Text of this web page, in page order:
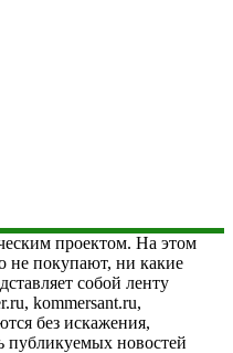
проектом. На этом
не покупают, ни какие
собой ленту
kommersant.ru,
без искажения,
публикуемых новостей